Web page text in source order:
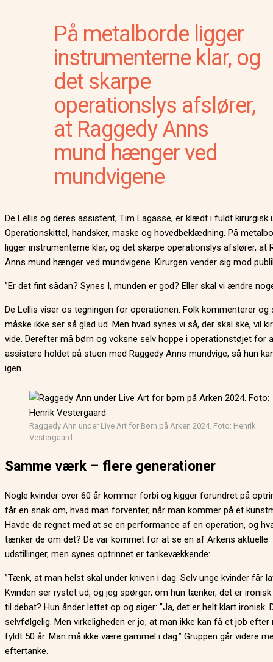
På metalborde ligger
instrumenterne klar, og
det skarpe
operationslys afslører,
at Raggedy Anns
mund hænger ved
mundvigene
De Lellis og deres assistent, Tim Lagasse, er klædt i fuldt kirurgisk
Operationskittel, handsker, maske og hovedbeklædning. På
ligger instrumenterne klar, og det skarpe operationslys afslører, at
Anns mund hænger ved mundvigene. Kirurgen vender sig mod
”Er det fint sådan? Synes I, munden er god? Eller skal vi ændre
De Lellis viser os tegningen for operationen. Folk kommenterer og
måske ikke ser så glad ud. Men hvad synes vi så, der skal ske, vil
vide. Derefter må børn og voksne selv hoppe i operationstøjet for
assistere holdet på stuen med Raggedy Anns mundvige, så hun
igen.
Raggedy Ann under Live Art for Børn på Arken 2024. Foto: Henrik
Vestergaard
Samme værk – flere generationer
Nogle kvinder over 60 år kommer forbi og kigger forundret på
får en snak om, hvad man forventer, når man kommer på et
Havde de regnet med at se en performance af en operation, og
tænker de om det? De var kommet for at se en af Arkens aktuelle
udstillinger, men synes optrinnet er tankevækkende:
”Tænk, at man helst skal under kniven i dag. Selv unge kvinder får
Kvinden ser rystet ud, og jeg spørger, om hun tænker, det er
til debat? Hun ånder lettet op og siger: ”Ja, det er helt klart ironisk.
selvfølgelig. Men virkeligheden er jo, at man ikke kan få et job efter
fyldt 50 år. Man må ikke være gammel i dag.” Gruppen går videre
eftertanke.